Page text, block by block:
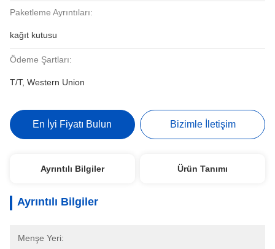
Paketleme Ayrıntıları:
kağıt kutusu
Ödeme Şartları:
T/T, Western Union
En İyi Fiyatı Bulun Bizimle İletişim
Ayrıntılı Bilgiler Ürün Tanımı
Ayrıntılı Bilgiler
Menşe Yeri: